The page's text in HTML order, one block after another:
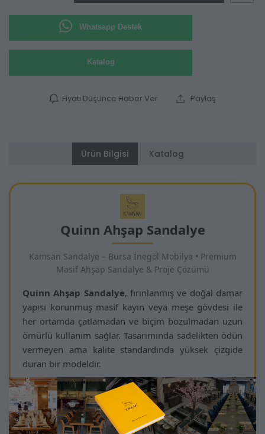
Whatsapp Destek
Katalog
Fiyatı Düşünce Haber Ver Paylaş
Ürün Bilgisi Katalog
Quinn Ahşap Sandalye
Kamsan Sandalye – Bursa İnegöl Mobilya • Premium
Masif Ahşap Sandalye & Proje Çözümü
Quinn Ahşap Sandalye, fırınlanmış ve doğal damar
yapısı korunmuş masif kayın veya meşe gövdesi ile
her ortamda çatlamadan ve biçim bozulmadan uzun
ömürlü kullanım sağlar. Tasarımında sadelikten ödün
vermeyen ama kalite standardında yüksek çizgide
duran bir modeldir.
Geniş oturum minderi ve dengeli sırt desteği, gün
boyu oturum gerektiren mekanlarda konforu garanti
eder. Otel, restoran, kafe, villa ve özel iç mekân
projelerinde profesyonel kullanım için geliştirilmiş